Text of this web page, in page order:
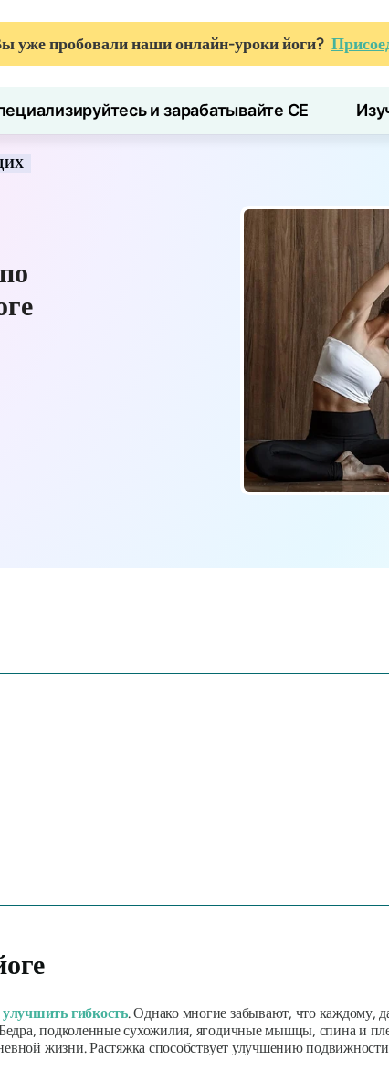
уже пробовали наши онлайн-уроки йоги?
и зарабатывайте CE
гибкость. Однако многие забывают, что каждому,
подколенные сухожилия, ягодичные мышцы, спина и
жизни. Растяжка способствует улучшению